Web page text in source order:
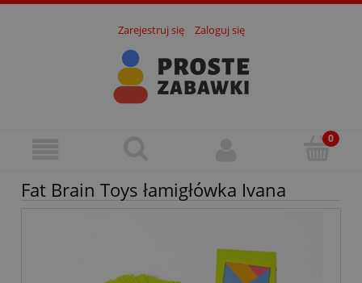
Zarejestruj się Zaloguj się
Fat Brain Toys łamigłówka Ivana